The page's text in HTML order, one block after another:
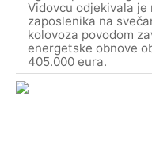
Vidovcu odjekivala je
zaposlenika na
kolovoza povodom
energetske obnove
405.000 eura.